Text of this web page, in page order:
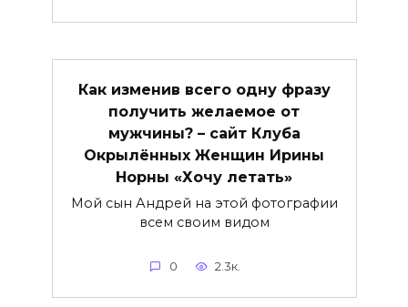
Как изменив всего одну фразу
получить желаемое от
мужчины? – сайт Клуба
Окрылённых Женщин Ирины
Норны «Хочу летать»
Мой сын Андрей на этой фотографии
всем своим видом
0 2.3к.